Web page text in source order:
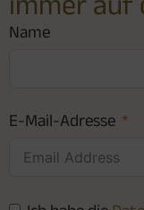
Name
E-Mail-Adresse